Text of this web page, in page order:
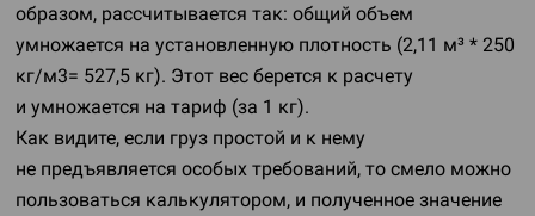
образом, рассчитывается так: общий объем
умножается на установленную плотность (2,11 м³ * 250
кг/м3= 527,5 кг). Этот вес берется к расчету
и умножается на тариф (за 1 кг).
Как видите, если груз простой и к нему
не предъявляется особых требований, то смело можно
пользоваться калькулятором, и полученное значение